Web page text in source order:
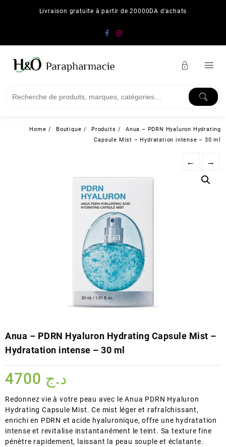
Livraison gratuite à partir de 20000DA d'achats
Home Boutique Produits
Anua – PDRN Hyaluron Hydrating
Capsule Mist – Hydratation intense – 30 ml
← →
Anua – PDRN Hyaluron Hydrating Capsule Mist –
Hydratation intense – 30 ml
د.ج
Redonnez vie à votre peau avec le Anua PDRN Hyaluron
Hydrating Capsule Mist. Ce mist léger et rafraîchissant,
enrichi en PDRN et acide hyaluronique, offre une hydratation
intense et revitalise instantanément le teint. Sa texture fine
pénètre rapidement, laissant la peau souple et éclatante.